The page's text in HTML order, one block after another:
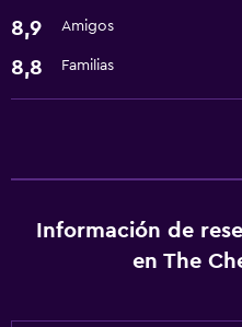
Baño
Secador de pelo
General
Espacio de almacenamiento
8,9 Amigos
8,8 Familias
Información de
en The